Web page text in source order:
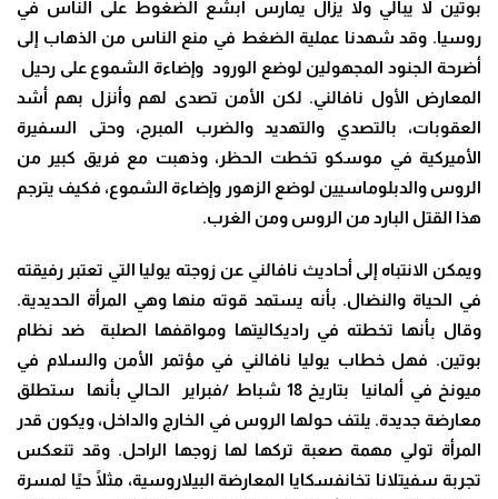
بوتين لا يبالي ولا يزال يمارس أبشع الضغوط على الناس في
روسيا. وقد شهدنا عملية الضغط في منع الناس من الذهاب إلى
أضرحة الجنود المجهولين لوضع الورود وإضاءة الشموع على رحيل
المعارض الأول نافالني. لكن الأمن تصدى لهم وأنزل بهم أشد
العقوبات، بالتصدي والتهديد والضرب المبرح، وحتى السفيرة
الأميركية في موسكو تخطت الحظر، وذهبت مع فريق كبير من
الروس والدبلوماسيين لوضع الزهور وإضاءة الشموع، فكيف يترجم
هذا القتل البارد من الروس ومن الغرب.
ويمكن الانتباه إلى أحاديث نافالني عن زوجته يوليا التي تعتبر رفيقته
في الحياة والنضال. بأنه يستمد قوته منها وهي المرأة الحديدية.
وقال بأنها تخطته في راديكاليتها ومواقفها الصلبة ضد نظام
بوتين. فهل خطاب يوليا نافالني في مؤتمر الأمن والسلام في
ميونخ في ألمانيا بتاريخ 18 شباط /فبراير الحالي بأنها ستطلق
معارضة جديدة. يلتف حولها الروس في الخارج والداخل، ويكون قدر
المرأة تولي مهمة صعبة تركها لها زوجها الراحل. وقد تنعكس
تجربة سفيتلانا تخانفسكايا المعارضة البيلاروسية، مثلًا حيًا لمسرة